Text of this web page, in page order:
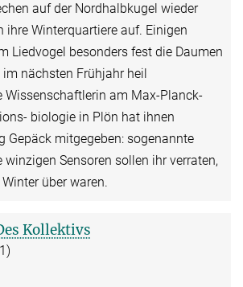
auf der Nordhalbkugel wieder
ihre Winterquartiere auf. Einigen
Liedvogel besonders fest die Daumen
nächsten Frühjahr heil
Wissenschaftlerin am Max-Planck-
biologie in Plön hat ihnen
Gepäck mitgegeben: sogenannte
winzigen Sensoren sollen ihr verraten,
über waren.
Kollektivs